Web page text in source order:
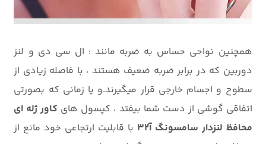
همچنین نواحی حساس به ضربه مانند : ال سی دی و لنز
دوربین که در برابر ضربه ضعیف هستند ، با فاصله زیادی از
سطوح و اجسام خارجی قرار میگیرند.و یا زمانی که بصورتی
اتفاقی گوشی از دست شما بیفتد ، کپسول های کاور ژله ای
محافظ لنزدار سامسونگ آ32
با قابلیت ارتجاعی خود مانع از